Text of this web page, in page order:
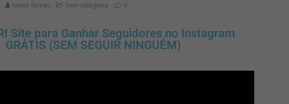
taylor ferrari Sem categoria 0
Site para Ganhar Seguidores no Instagram
GRÁTIS (SEM SEGUIR NINGUÉM)